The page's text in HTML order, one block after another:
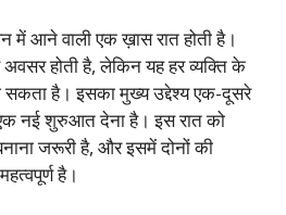
में आने वाली एक ख़ास रात होती है।
होती है, लेकिन यह हर व्यक्ति के
है। इसका मुख्य उद्देश्य एक-दूसरे
नई शुरुआत देना है। इस रात को
जरूरी है, और इसमें दोनों की
है।